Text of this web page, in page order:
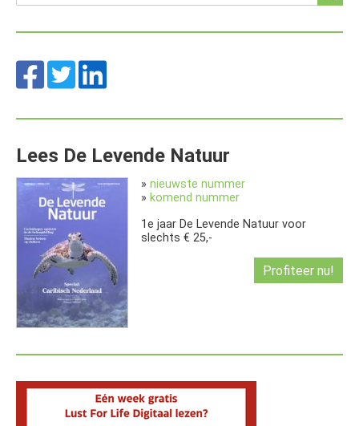
Lees De Levende Natuur
» nieuwste nummer
» komend nummer
1e jaar De Levende Natuur voor
slechts € 25,-
Profiteer nu!